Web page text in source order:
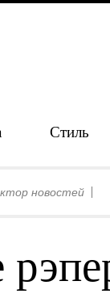
Стиль
новостей